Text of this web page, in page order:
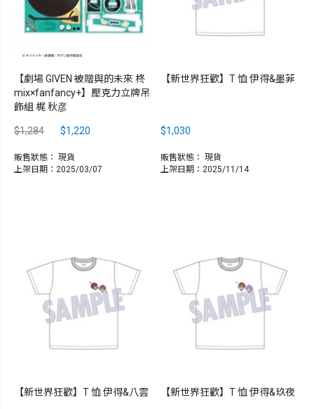
【劇場 GIVEN 被贈與的未來 柊
mix×fanfancy+】壓克力立牌吊
飾組 梶 秋彦
$1,284 $1,220
販售狀態： 現貨
上架日期：2025/03/07
【新世界狂歡】T 恤 伊得&墨菲
$1,030
販售狀態： 現貨
上架日期：2025/11/14
【新世界狂歡】T 恤 伊得&八雲 【新世界狂歡】T 恤 伊得&玖夜